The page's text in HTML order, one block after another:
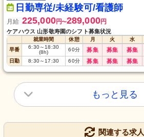
日勤専従/未経験可/看護師
月給 225,000円〜289,000円
ケアハウス 山形敬寿園のシフト募集状況
就業時間 休憩 月 火 水
早番
6:30～18:30
(8h)
60分 募集 募集 募集
日勤 8:30～17:30 60分 募集 募集 募集
もっと見る
関連する求人